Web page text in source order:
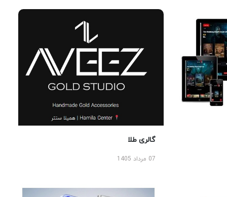
گالری طلا
07 مرداد 1405